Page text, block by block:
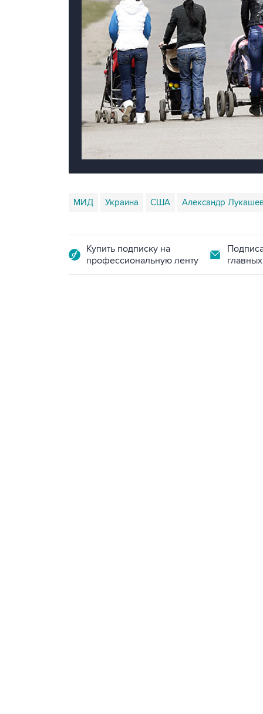
МИД Украина США Александр
Купить подписку на
профессиональную ленту